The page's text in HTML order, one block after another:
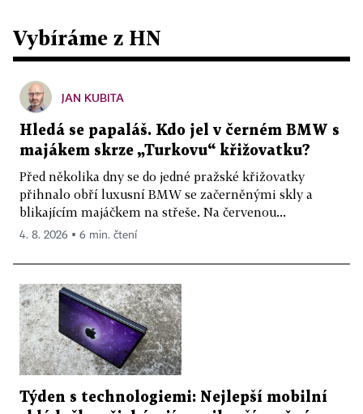
Vybíráme z HN
JAN KUBITA
Hledá se papaláš. Kdo jel v černém BMW s
majákem skrze „Turkovu“ křižovatku?
Před několika dny se do jedné pražské křižovatky
přihnalo obří luxusní BMW se začerněnými skly a
blikajícím majáčkem na střeše. Na červenou...
4. 8. 2026 ▪ 6 min. čtení
Týden s technologiemi: Nejlepší mobilní